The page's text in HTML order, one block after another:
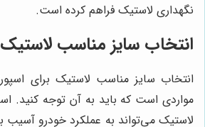
نگهداری لاستیک فراهم کرده است.
انتخاب سایز مناسب
انتخاب سایز مناسب لاستیک برای
مواردی است که باید به آن توجه کنید.
لاستیک می‌تواند به عملکرد خودرو